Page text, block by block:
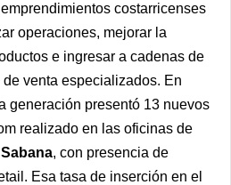
costarricenses
operaciones, mejorar la
e ingresar a cadenas de
venta especializados. En
generación presentó 13 nuevos
realizado en las oficinas de
, con presencia de
Esa tasa de inserción en el